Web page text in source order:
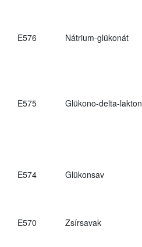
E576 Nátrium-glükonát
E575 Glükono-delta-lakton
E574 Glükonsav
E570 Zsírsavak